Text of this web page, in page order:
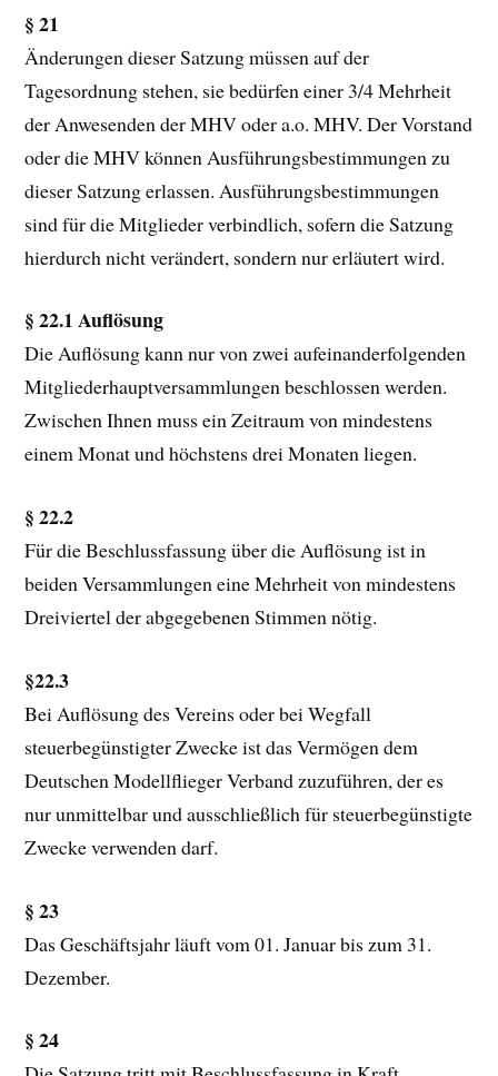
§ 21
Änderungen dieser Satzung müssen auf der
Tagesordnung stehen, sie bedürfen einer 3/4 Mehrheit
der Anwesenden der MHV oder a.o. MHV. Der Vorstand
oder die MHV können Ausführungsbestimmungen zu
dieser Satzung erlassen. Ausführungsbestimmungen
sind für die Mitglieder verbindlich, sofern die Satzung
hierdurch nicht verändert, sondern nur erläutert wird.
§ 22.1 Auflösung
Die Auflösung kann nur von zwei aufeinanderfolgenden
Mitgliederhauptversammlungen beschlossen werden.
Zwischen Ihnen muss ein Zeitraum von mindestens
einem Monat und höchstens drei Monaten liegen.
§ 22.2
Für die Beschlussfassung über die Auflösung ist in
beiden Versammlungen eine Mehrheit von mindestens
Dreiviertel der abgegebenen Stimmen nötig.
§22.3
Bei Auflösung des Vereins oder bei Wegfall
steuerbegünstigter Zwecke ist das Vermögen dem
Deutschen Modellflieger Verband zuzuführen, der es
nur unmittelbar und ausschließlich für steuerbegünstigte
Zwecke verwenden darf.
§ 23
Das Geschäftsjahr läuft vom 01. Januar bis zum 31.
Dezember.
§ 24